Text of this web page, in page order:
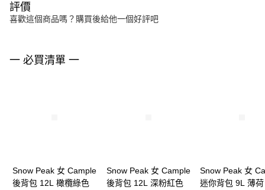
評價
喜歡這個商品嗎？購買後給他一個好評吧
一 必買清單 一
Snow Peak 女 Cample
後背包 12L 橄欖綠色
Snow Peak 女 Cample
後背包 12L 深粉紅色
Snow Peak 女
迷你背包 9L 薄荷